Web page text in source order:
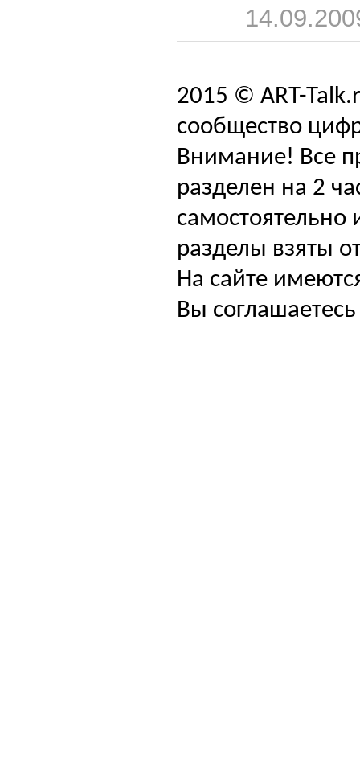
2015 © ART-
сообщество
Внимание! Все
разделен на 2
самостоятельно
разделы взяты
На сайте
Вы